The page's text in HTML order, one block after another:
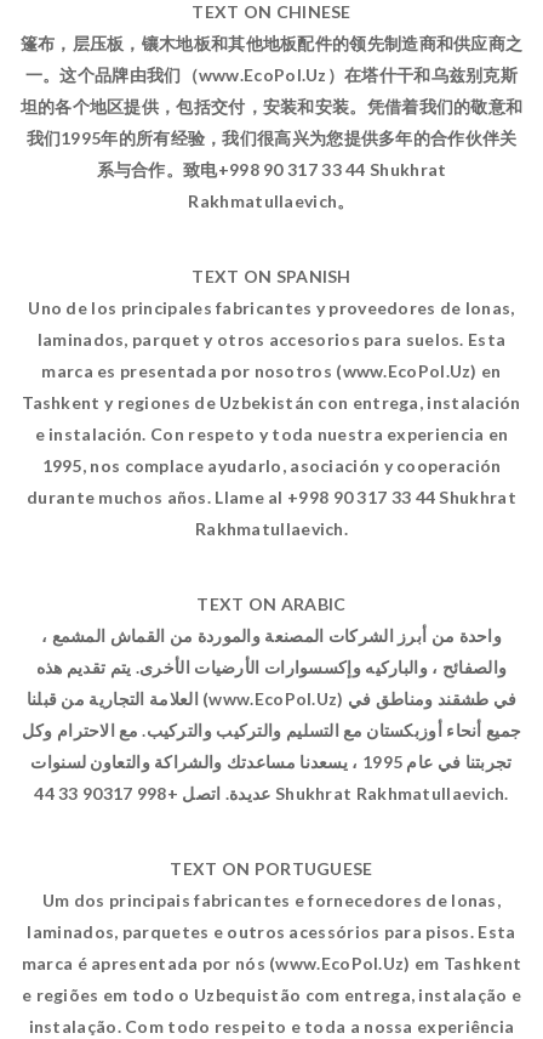
TEXT ON CHINESE
篷布，层压板，镶木地板和其他地板配件的领先制造商和供应商之
一。这个品牌由我们（www.EcoPol.Uz）在塔什干和乌兹别克斯
坦的各个地区提供，包括交付，安装和安装。凭借着我们的敬意和
我们1995年的所有经验，我们很高兴为您提供多年的合作伙伴关
系与合作。致电+998 90 317 33 44 Shukhrat
Rakhmatullaevich。
TEXT ON SPANISH
Uno de los principales fabricantes y proveedores de lonas,
laminados, parquet y otros accesorios para suelos. Esta
marca es presentada por nosotros (www.EcoPol.Uz) en
Tashkent y regiones de Uzbekistán con entrega, instalación
e instalación. Con respeto y toda nuestra experiencia en
1995, nos complace ayudarlo, asociación y cooperación
durante muchos años. Llame al +998 90 317 33 44 Shukhrat
Rakhmatullaevich.
TEXT ON ARABIC
واحدة من أبرز الشركات المصنعة والموردة من القماش المشمع ،
والصفائح ، والباركيه وإكسسوارات الأرضيات الأخرى. يتم تقديم هذه
العلامة التجارية من قبلنا (www.EcoPol.Uz) في طشقند ومناطق في
جميع أنحاء أوزبكستان مع التسليم والتركيب والتركيب. مع الاحترام وكل
تجربتنا في عام 1995 ، يسعدنا مساعدتك والشراكة والتعاون لسنوات
عديدة. اتصل +998 90317 33 44 Shukhrat Rakhmatullaevich.
TEXT ON PORTUGUESE
Um dos principais fabricantes e fornecedores de lonas,
laminados, parquetes e outros acessórios para pisos. Esta
marca é apresentada por nós (www.EcoPol.Uz) em Tashkent
e regiões em todo o Uzbequistão com entrega, instalação e
instalação. Com todo respeito e toda a nossa experiência